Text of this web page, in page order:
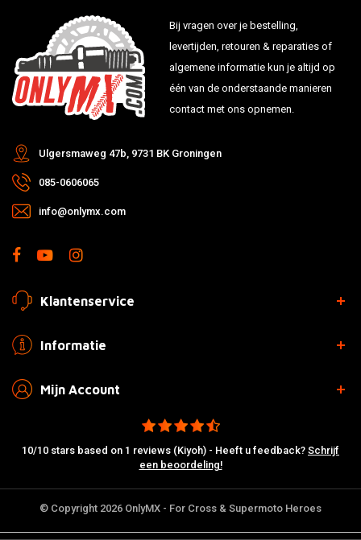
Bij vragen over je bestelling,
levertijden, retouren & reparaties of
algemene informatie kun je altijd op
één van de onderstaande manieren
contact met ons opnemen.
Ulgersmaweg 47b, 9731 BK Groningen
085-0606065
info@onlymx.com
Klantenservice
Informatie
Mijn Account
10/10 stars based on 1 reviews (Kiyoh) - Heeft u feedback? Schrijf
een beoordeling!
© Copyright 2026 OnlyMX - For Cross & Supermoto Heroes